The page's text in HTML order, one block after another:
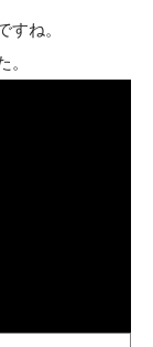
すね。
。